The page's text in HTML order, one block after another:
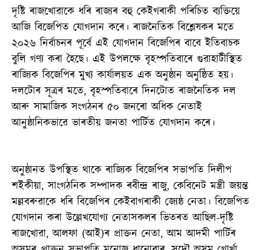
দৃষ্টি ৰাজখোৱাকে ধৰি ৰাজ্যৰ বহু কেইগৰাকী পৰিচিত ব্যক্তিয়ে
আজি বিজেপিত যোগদান কৰে। ৰাজনৈতিক বিশ্লেষকৰ মতে
২০২৬ নিৰ্বাচনৰ পূৰ্বে এই যোগদান বিজেপিৰ বাবে ইতিবাচক
বুলি গণ্য কৰা হৈছে। এই উপলক্ষে বৃহস্পতিবাৰে গুৱাহাটীস্থিত
ৰাজ্যিক বিজেপিৰ মুখ্য কাৰ্যালয়ত এক অনুষ্ঠান অনুষ্ঠিত হয়।
দলটোৰ সূত্ৰৰ মতে, বৃহস্পতিবাৰে দিনটোত ৰাজনৈতিক দল
আৰু সামাজিক সংগঠনৰ ৫০ জনৰো অধিক নেতাই
আনুষ্ঠানিকভাৱে ভাৰতীয় জনতা পাৰ্টিত যোগদান কৰে।
অনুষ্ঠানত উপস্থিত থাকে ৰাজ্যিক বিজেপিৰ সভাপতি দিলীপ
শইকীয়া, সাংগঠনিক সম্পাদক ৰবীন্দ্ৰ ৰাজু, কেবিনেট মন্ত্ৰী জয়ন্ত
মল্লবৰুৱাকে ধৰি বিজেপিৰ কেইবাগৰাকী জ্যেষ্ঠ নেতা। বিজেপিত
যোগদান কৰা উল্লেখযোগ্য নেতাসকলৰ ভিতৰত আছিল-দৃষ্টি
ৰাজখোৱা, আলফা (আই)ৰ প্ৰাক্তন নেতা, আম আদমী পাৰ্টিৰ